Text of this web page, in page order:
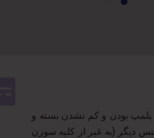
بودن و کم نشدن بسته و
دیگر (به غیر از کلیه سوزن